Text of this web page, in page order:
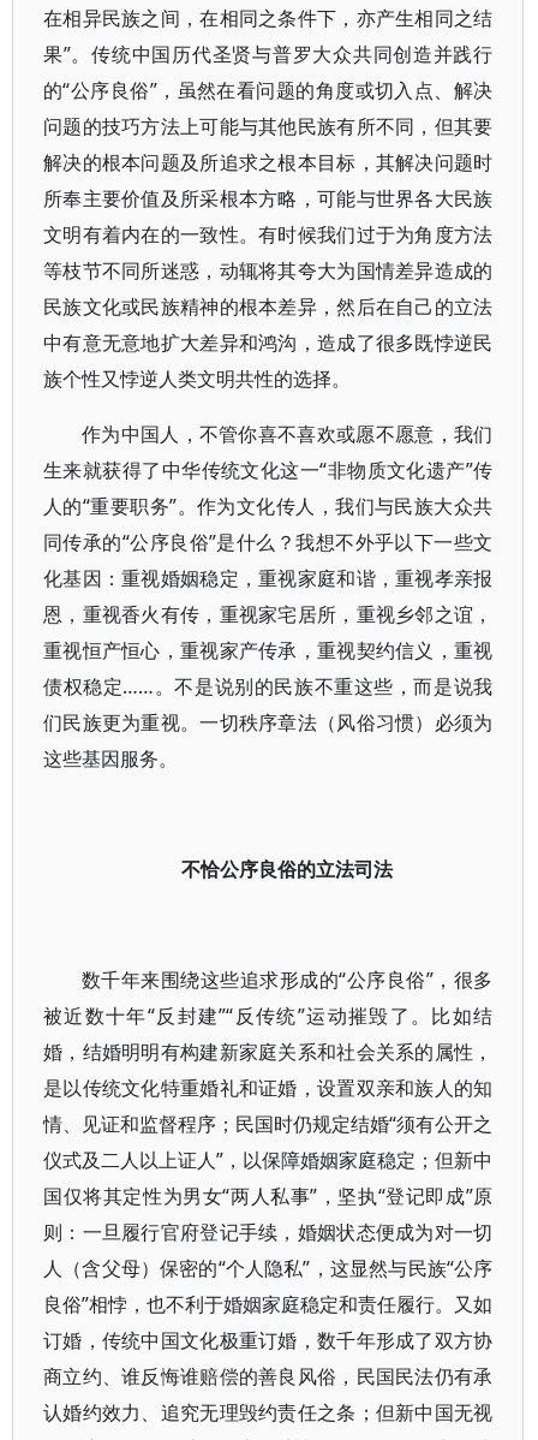
在相异民族之间，在相同之条件下，亦产生相同之结
果”。传统中国历代圣贤与普罗大众共同创造并践行
的“公序良俗”，虽然在看问题的角度或切入点、解决
问题的技巧方法上可能与其他民族有所不同，但其要
解决的根本问题及所追求之根本目标，其解决问题时
所奉主要价值及所采根本方略，可能与世界各大民族
文明有着内在的一致性。有时候我们过于为角度方法
等枝节不同所迷惑，动辄将其夸大为国情差异造成的
民族文化或民族精神的根本差异，然后在自己的立法
中有意无意地扩大差异和鸿沟，造成了很多既悖逆民
族个性又悖逆人类文明共性的选择。
作为中国人，不管你喜不喜欢或愿不愿意，我们
生来就获得了中华传统文化这一“非物质文化遗产”传
人的“重要职务”。作为文化传人，我们与民族大众共
同传承的“公序良俗”是什么？我想不外乎以下一些文
化基因：重视婚姻稳定，重视家庭和谐，重视孝亲报
恩，重视香火有传，重视家宅居所，重视乡邻之谊，
重视恒产恒心，重视家产传承，重视契约信义，重视
债权稳定……。不是说别的民族不重这些，而是说我
们民族更为重视。一切秩序章法（风俗习惯）必须为
这些基因服务。
不恰公序良俗的立法司法
数千年来围绕这些追求形成的“公序良俗”，很多
被近数十年“反封建”“反传统”运动摧毁了。比如结
婚，结婚明明有构建新家庭关系和社会关系的属性，
是以传统文化特重婚礼和证婚，设置双亲和族人的知
情、见证和监督程序；民国时仍规定结婚“须有公开之
仪式及二人以上证人”，以保障婚姻家庭稳定；但新中
国仅将其定性为男女“两人私事”，坚执“登记即成”原
则：一旦履行官府登记手续，婚姻状态便成为对一切
人（含父母）保密的“个人隐私”，这显然与民族“公序
良俗”相悖，也不利于婚姻家庭稳定和责任履行。又如
订婚，传统中国文化极重订婚，数千年形成了双方协
商立约、谁反悔谁赔偿的善良风俗，民国民法仍有承
认婚约效力、追究无理毁约责任之条；但新中国无视